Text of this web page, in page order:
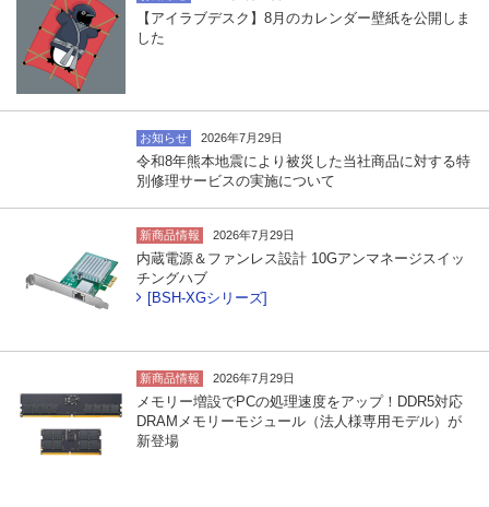
【アイラブデスク】8月のカレンダー壁紙を公開しま
した
お知らせ 2026年7月29日
令和8年熊本地震により被災した当社商品に対する特
別修理サービスの実施について
新商品情報 2026年7月29日
内蔵電源＆ファンレス設計 10Gアンマネージスイッ
チングハブ
[BSH-XGシリーズ]
新商品情報 2026年7月29日
メモリー増設でPCの処理速度をアップ！DDR5対応
DRAMメモリーモジュール（法人様専用モデル）が
新登場